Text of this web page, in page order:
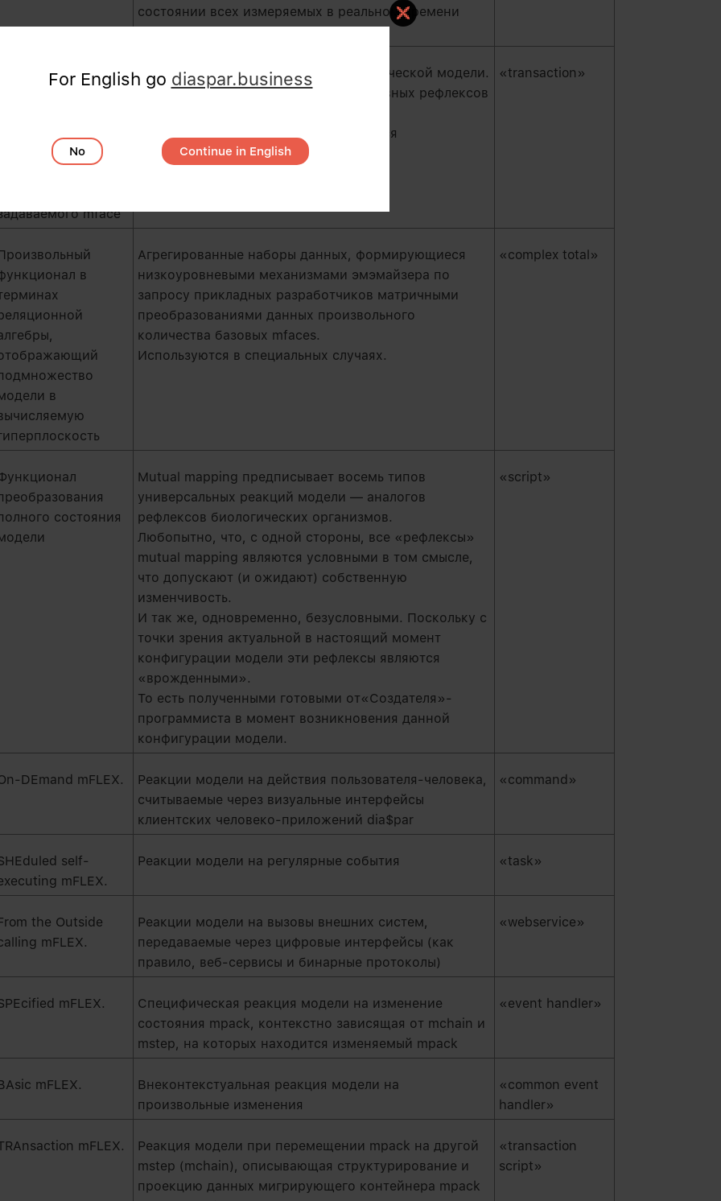
состоянии всех измеряемых в реальном времени
параметров предприятия.
Структурированный
атомарный пакет
mface
Квант эволюции состояния кибернетической модели.
Генерируются трафлексами (тип условных рефлексов
Вырожденным случаем equant является
бухгалтерская проводка.
«transaction»
в
в
Агрегированные наборы данных, формирующиеся
низкоуровневыми механизмами эмэмайзера по
запросу прикладных разработчиков матричными
преобразованиями данных произвольного
количества базовых mfaces.
Используются в специальных случаях.
«complex total»
состояния
Mutual mapping предписывает восемь типов
универсальных реакций модели — аналогов
рефлексов биологических организмов.
Любопытно, что, с одной стороны, все «рефлексы»
mutual mapping являются условными в том смысле,
что допускают (и ожидают) собственную
изменчивость.
И так же, одновременно, безусловными. Поскольку с
точки зрения актуальной в настоящий момент
конфигурации модели эти рефлексы являются
«врожденными».
То есть полученными готовыми от«Создателя»-
программиста в момент возникновения данной
конфигурации модели.
«script»
DEmand mFLEX.
Реакции модели на действия пользователя-человека,
считываемые через визуальные интерфейсы
клиентских человеко-приложений dia$par
«command»
self-
mFLEX.
Реакции модели на регулярные события «task»
the Outside
mFLEX.
Реакции модели на вызовы внешних систем,
передаваемые через цифровые интерфейсы (как
правило, веб-сервисы и бинарные протоколы)
«webservice»
mFLEX.
Специфическая реакция модели на изменение
состояния mpack, контекстно зависящая от mchain и
mstep, на которых находится изменяемый mpack
«event handler»
mFLEX.
Внеконтекстуальная реакция модели на
произвольные изменения
«common event
handler»
mFLEX.
Реакция модели при перемещении mpack на другой
mstep (mchain), описывающая структурирование и
проекцию данных мигрирующего контейнера mpack
«transaction
script»
For English go diaspar.business
No Continue in English